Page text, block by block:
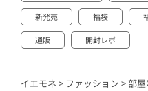
新発売 福袋
通販 開封レポ
イエモネ > ファッション >部屋